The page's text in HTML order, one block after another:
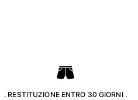
. RESTITUZIONE ENTRO 30 GIORNI .